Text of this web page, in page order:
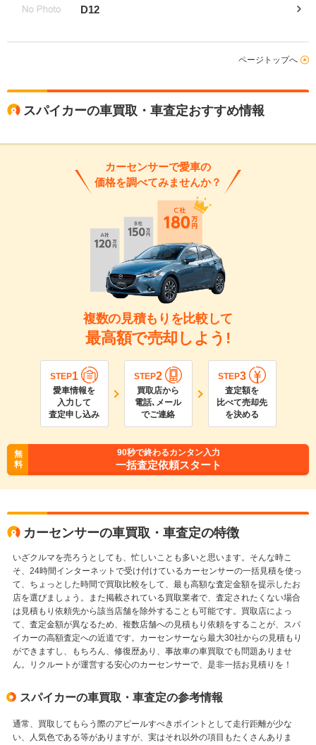
D12
ページトップへ
スパイカーの車買取・車査定おすすめ情報
カーセンサーで愛車の
価格を調べてみませんか？
複数の見積もりを比較して
最高額で売却しよう!
STEP1
愛車情報を
入力して
査定申し込み
STEP2
買取店から
電話､メール
でご連絡
STEP3
査定額を
比べて売却先
を決める
無
料
90秒で終わるカンタン入力
一括査定依頼スタート
カーセンサーの車買取・車査定の特徴
いざクルマを売ろうとしても、忙しいことも多いと思います。そんな時こ
そ、24時間インターネットで受け付けているカーセンサーの一括見積を使っ
て、ちょっとした時間で買取比較をして、最も高額な査定金額を提示したお
店を選びましょう。また掲載されている買取業者で、査定されたくない場合
は見積もり依頼先から該当店舗を除外することも可能です。買取店によっ
て、査定金額が異なるため、複数店舗への見積もり依頼をすることが、スパ
イカーの高額査定への近道です。カーセンサーなら最大30社からの見積もり
ができますし、もちろん、修復歴あり、事故車の車買取でも問題ありませ
ん。リクルートが運営する安心のカーセンサーで、是非一括お見積りを！
スパイカーの車買取・車査定の参考情報
通常、買取してもらう際のアピールすべきポイントとして走行距離が少な
い、人気色である等がありますが、実はそれ以外の項目もたくさんありま